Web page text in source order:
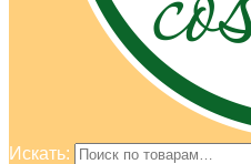
Искать: